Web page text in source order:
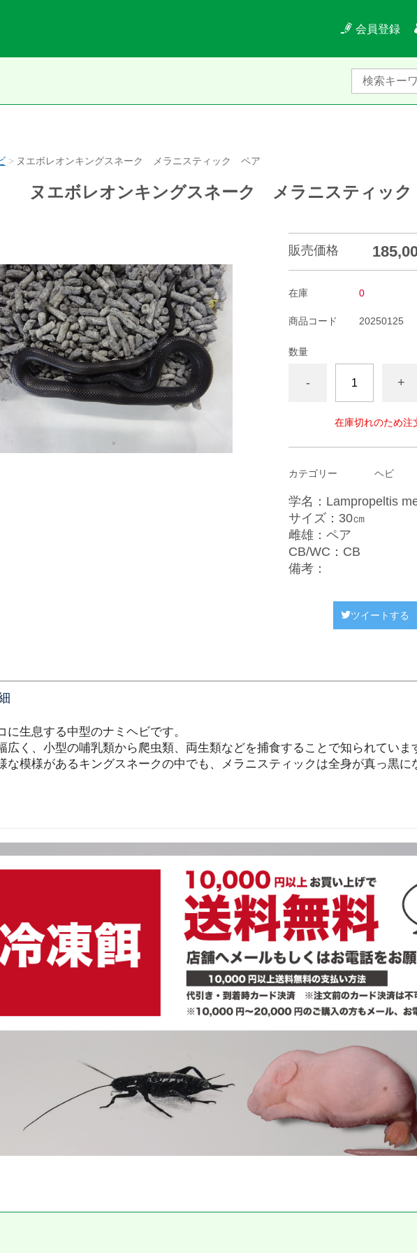
会員登録
ヌエボレオンキングスネーク メラニスティック ペア
ヌエボレオンキングスネーク メラニスティッ
販売価格
在庫 0
商品コード 20250125
数量
- +
在庫切れのため注
カテゴリー ヘビ
学名：Lampropeltis
サイズ：30㎝
雌雄：ペア
CB/WC：CB
備考：
ツイートする
に生息する中型のナミヘビです。
広く、小型の哺乳類から爬虫類、両生類などを捕食することで知られていま
な模様があるキングスネークの中でも、メラニスティックは全身が真っ黒に